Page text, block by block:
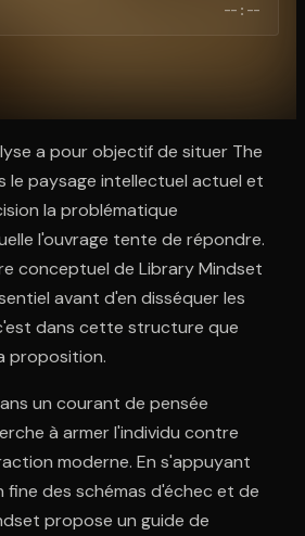
--:--
a pour objectif de situer The
le paysage intellectuel actuel et
la problématique
l'ouvrage tente de répondre.
conceptuel de Library Mindset
avant d'en disséquer les
dans cette structure que
proposition.
un courant de pensée
à armer l'individu contre
moderne. En s'appuyant
des schémas d'échec et de
propose un guide de